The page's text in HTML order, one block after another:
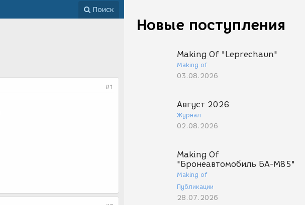
Новые поступления
Making Of "Leprechaun"
Making of
03.08.2026
Август 2026
Журнал
02.08.2026
Making Of
"Бронеавтомобиль БА-М85"
Making of
Публикации
28.07.2026
Поиск
#1